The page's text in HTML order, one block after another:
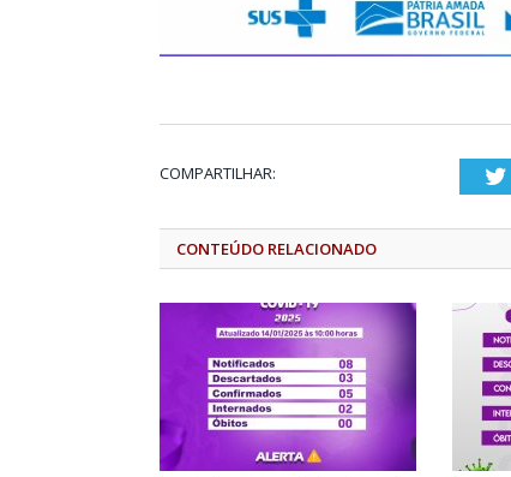
COMPARTILHAR:
CONTEÚDO RELACIONADO